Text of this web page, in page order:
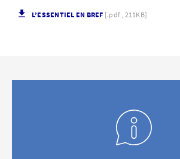
L’ESSENTIEL EN BREF [.pdf , 211KB]